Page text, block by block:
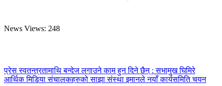
News Views: 248
प्रेस स्वतन्त्रतामाथि बन्देज लगाउने काम हुन दिने छैन् : सभामुख घिमिरे
आर्थिक मिडिया संचालकहरुको साझा संस्था इमानले नयाँ कार्यसमिति चयन